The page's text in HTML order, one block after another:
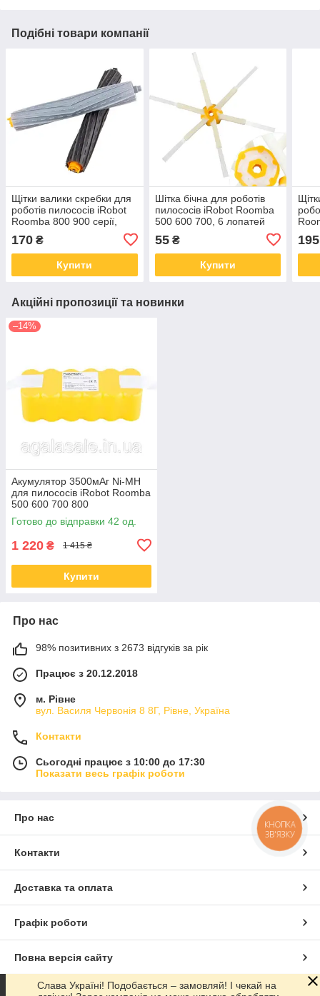
Подібні товари компанії
Щітки валики скребки для
роботів пилососів iRobot
Roomba 800 900 серії,
170 ₴
Купити
Шітка бічна для роботів
пилососів iRobot Roomba
500 600 700, 6 лопатей
55₴
Купити
195
Акційні пропозиції та новинки
–14%
Акумулятор 3500мАг Ni-MH
для пилососів iRobot Roomba
500 600 700 800
Готово до відправки 42 од.
1 220 ₴ 1 415 ₴
Купити
Про нас
98% позитивних з 2673 відгуків за рік
Працює з 20.12.2018
м. Рівне
вул. Василя Червонія 8 8Г, Рівне, Україна
Контакти
Сьогодні працює з 10:00 до 17:30
Показати весь графік роботи
Про нас
Контакти
Доставка та оплата
Графік роботи
Повна версія сайту
Сайт створено на маркетплейсі Prom.ua
Слава Україні! Подобається – замовляй! І чекай на
КНОПКА
ЗВ'ЯЗКУ